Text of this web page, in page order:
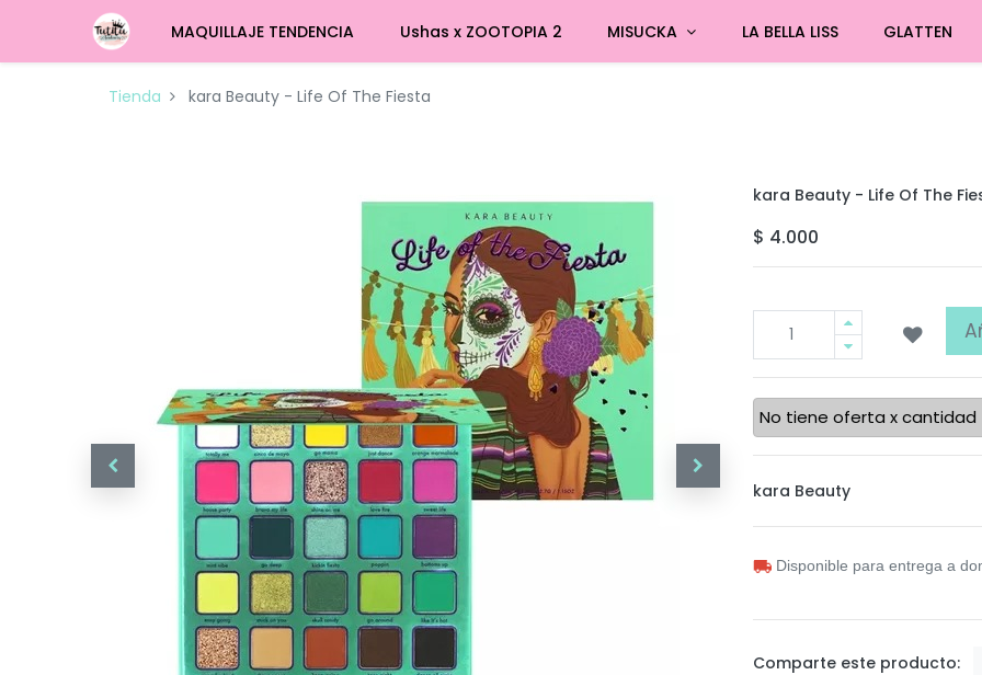
MAQUILLAJE TENDENCIA Ushas x ZOOTOPIA 2 MISUCKA LA BELLA LISS GLATTEN
Tienda kara Beauty - Life Of The Fiesta
kara Beauty - Life Of The
$ 4.000
No tiene oferta x cantidad
kara Beauty
Disponible para entrega a
Comparte este producto: